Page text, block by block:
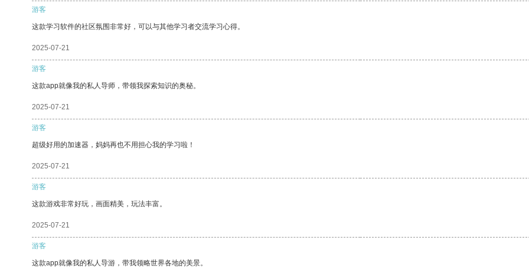
游客
这款学习软件的社区氛围非常好，可以与其他学习者交流学习心得。
2025-07-21
游客
这款app就像我的私人导师，带领我探索知识的奥秘。
2025-07-21
游客
超级好用的加速器，妈妈再也不用担心我的学习啦！
2025-07-21
游客
这款游戏非常好玩，画面精美，玩法丰富。
2025-07-21
游客
这款app就像我的私人导游，带我领略世界各地的美景。